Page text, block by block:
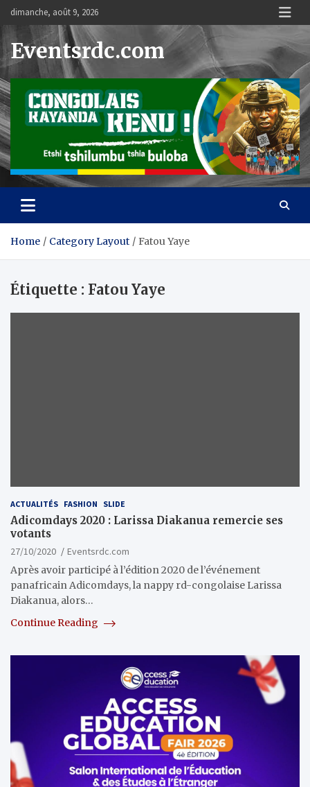
Skip
content
dimanche, août 9, 2026
Eventsrdc.com
Home Category Layout Fatou Yaye
Étiquette : Fatou Yaye
ACTUALITÉS FASHION SLIDE
Adicomdays 2020 : Larissa Diakanua remercie ses
votants
27/10/2020
Eventsrdc.com
Après avoir participé à l’édition 2020 de l’événement
panafricain Adicomdays, la nappy rd-congolaise Larissa
Diakanua, alors…
Continue Reading